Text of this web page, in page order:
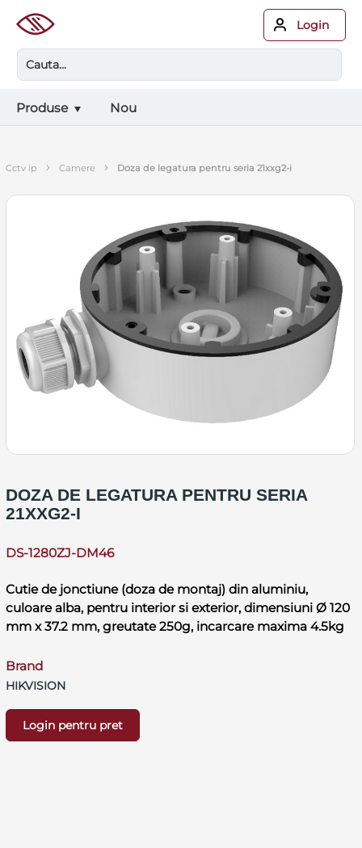
Login
Produse Nou
cctv ip › camere › doza de legatura pentru seria 21xxg2-i
DOZA DE LEGATURA PENTRU SERIA
21XXG2-I
DS-1280ZJ-DM46
Cutie de jonctiune (doza de montaj) din aluminiu,
culoare alba, pentru interior si exterior, dimensiuni Ø 120
mm x 37.2 mm, greutate 250g, incarcare maxima 4.5kg
Brand
HIKVISION
Login pentru pret